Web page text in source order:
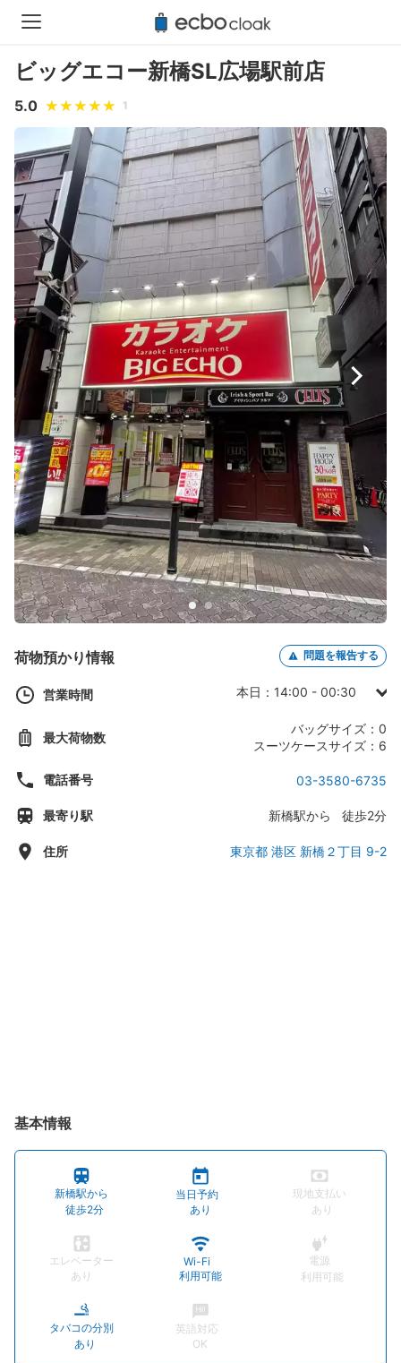
ビッグエコー新橋SL広場駅前店
5.0 1
荷物預かり情報 問題を報告する
営業時間
本日：14:00 - 00:30
月曜日：14:00 - 04:30
木曜日：14:00 - 04:30
金曜日：14:00 - 04:30
最大荷物数
バッグサイズ：0
スーツケースサイズ：6
電話番号 03-3580-6735
最寄り駅 新橋駅から 徒歩2分
住所 東京都 港区 新橋２丁目 9-2
基本情報
新橋駅から
徒歩2分
当日予約
あり
現地支払い
あり
エレベーター
あり
Wi-Fi
利用可能
電源
利用可能
タバコの分別
あり
英語対応
OK